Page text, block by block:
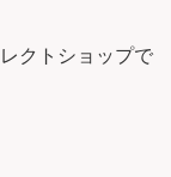
クトショップで